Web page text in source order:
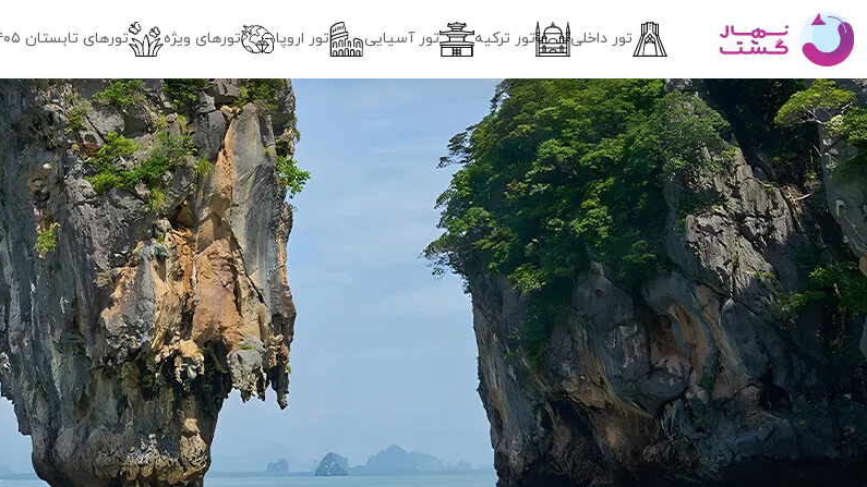
تور داخلی تور ترکیه تور آسیایی تور اروپا تورهای ویژه تور‌های تابستان ۱۴۰۵